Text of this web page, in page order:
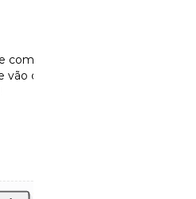
comprimento midi/alongado, é
vão do casual ao elegante —